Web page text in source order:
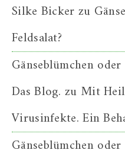
Silke Bickerzu
Feldsalat?
Gänseblümchen
Das Blog. zu Mit
Virusinfekte. Ein
Gänseblümchen